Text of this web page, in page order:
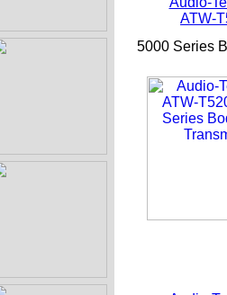
ATW-
5000 Series